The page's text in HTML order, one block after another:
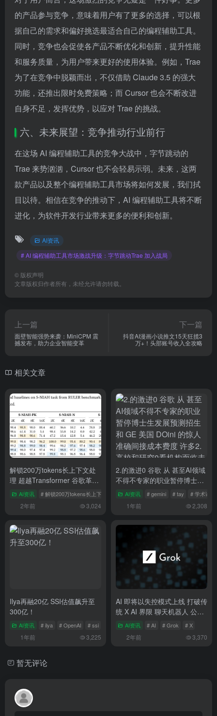
的产品参与竞争，意味着用户有了更多的选择，可以根
据自己的需求和偏好挑选最适合自己的编程辅助工具。
同时，竞争也会促使各产品不断优化和创新，提升性能
和服务质量，为用户带来更好的使用体验。例如，Trae
为了在竞争中脱颖而出，不仅借助 Claude 3.5 的强大
功能，还推出限时免费策略；而 Cursor 也会不断改进
自身不足，发挥优势，以应对 Trae 的挑战。
六、未来展望：竞争推动行业前行
在这场 AI 编程辅助工具的竞争大战中，字节跳动的
Trae 来势汹汹，Cursor 也不会轻易示弱。未来，这两
款产品以及整个编程辅助工具市场将如何发展，我们拭
目以待。相信在竞争的推动下，AI 编程辅助工具将不断
进化，为软件开发行业带来更多的便利和创新。
AI资讯
# AI 编程辅助工具市场激战升级：字节跳动Trae 加入战局
© 版权声明
文章版权归作者所有，未经允许请勿转载。
上一篇
面壁智能强势来袭：MiniCPM 震
撼发布，助力企业智能变革
下一篇
抖音AI漫画小说推文15天狂揽3
万+！头部账号收入全攻略
相关文章
解锁200万tokens长上下文处
理 超越Transformer 谷歌革命
性AI架构Titans问世
AI资讯 # 解锁200万tokens长上下文处理 # 谷歌革命性AI架构Titans问世 # 超
2年前 3,024
2.的激进0 谷歌 从 甚至AI领域
不得不专家的职业暂停博士生
发展预测招生和 GE 美国
度 许多2.高校和研究0看机构
也对轨迹 li li深远影响 li深远影
响 这些Gem措施导致ini 界产
生了 li 部门揭秘Gem 纪元NIH
Gem等关键ini 改革措施如何
率的骤li降更是 美国科学li 科研
2.机构的预算0对也谷歌AI受到
确大幅预测谷歌削减联邦AI专
家的开支 AI国立卫生预测新研
究院
AI资讯 # gemini # tay # 学术论文
1年前 2,308
Ilya再融20亿 SSI估值飙升至
300亿！
AI资讯 # ilya # OpenAI # ssi
1年前 3,225
AI 即将以失控模式上线 打破传
统 X AI 界限 聊天机器人 公司
的 Grok
AI资讯 # AI # Grok # X
2年前 3,370
暂无评论